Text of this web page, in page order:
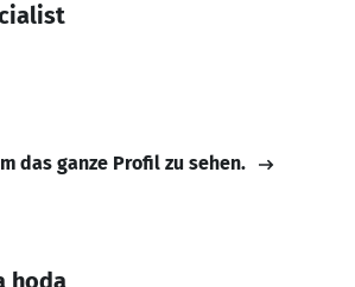
das ganze Profil zu sehen.
hoda